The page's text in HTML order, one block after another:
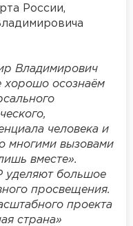
России,
Владимирович
хорошо осознаём
человека и
многими вызовами
вместе».
уделяют большое
просвещения.
проекта
страна»